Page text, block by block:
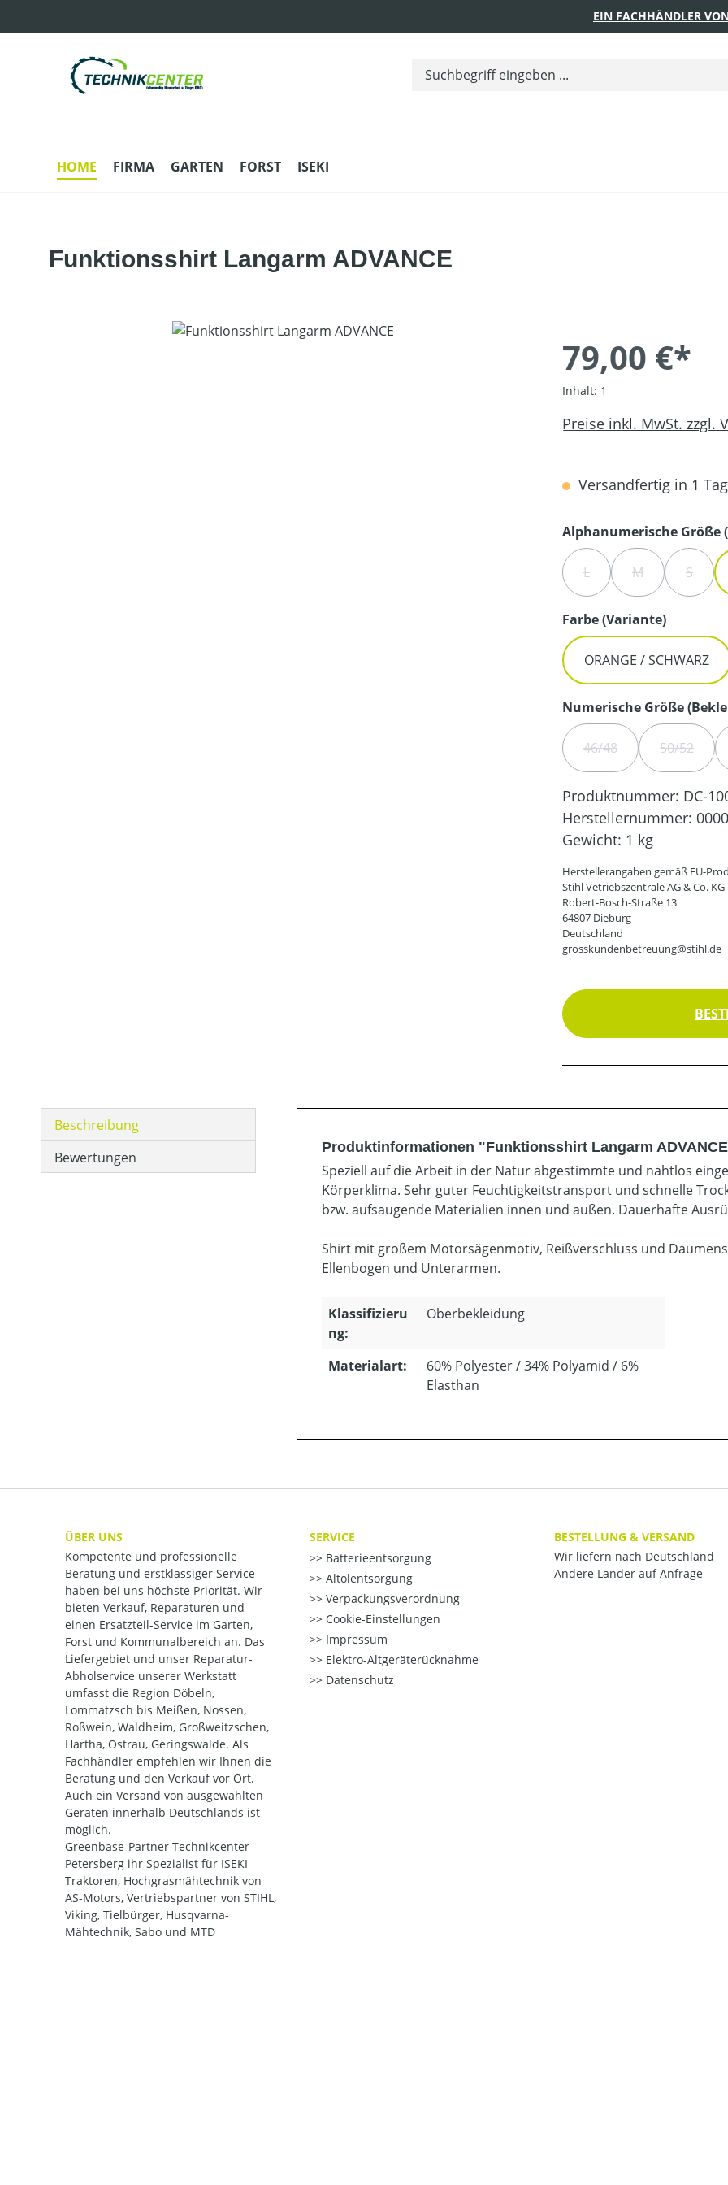
EIN FACHHÄNDLER
HOME FIRMA GARTEN FORST ISEKI
Funktionsshirt Langarm ADVANCE
Bildergalerie überspringen
79,00 €*
Inhalt: 1
Preise inkl. MwSt. zzgl.
Versandfertig in 1
Alphanumerische Größe
L(DIESE OPTION IST
M(DIESE OPTION
S(DIESE
Farbe (Variante)
ORANGE / SCHWARZ
Numerische Größe
46/48(DIESE OPTION IST
50/52(DIESE
Produktnummer: DC-
Herstellernummer:
Gewicht: 1 kg
Herstellerangaben gemäß EU-
Stihl Vetriebszentrale AG & Co. KG
Robert-Bosch-Straße 13
64807 Dieburg
Deutschland
grosskundenbetreuung@stihl.de
Beschreibung
Bewertungen
Produktinformationen "Funktionsshirt Langarm
Speziell auf die Arbeit in der Natur abgestimmte und nahtlos
Körperklima. Sehr guter Feuchtigkeitstransport und schnelle
bzw. aufsaugende Materialien innen und außen. Dauerhafte
Shirt mit großem Motorsägenmotiv, Reißverschluss und
Ellenbogen und Unterarmen.
Klassifizieru
ng:
Oberbekleidung
Materialart:
60% Polyester / 34% Polyamid / 6%
Elasthan
ÜBER UNS
Kompetente und professionelle
Beratung und erstklassiger Service
haben bei uns höchste Priorität. Wir
bieten Verkauf, Reparaturen und
einen Ersatzteil-Service im Garten,
Forst und Kommunalbereich an. Das
Liefergebiet und unser Reparatur-
Abholservice unserer Werkstatt
umfasst die Region Döbeln,
Lommatzsch bis Meißen, Nossen,
Roßwein, Waldheim, Großweitzschen,
Hartha, Ostrau, Geringswalde. Als
Fachhändler empfehlen wir Ihnen die
Beratung und den Verkauf vor Ort.
Auch ein Versand von ausgewählten
Geräten innerhalb Deutschlands ist
möglich.
Greenbase-Partner Technikcenter
Petersberg ihr Spezialist für ISEKI
Traktoren, Hochgrasmähtechnik von
AS-Motors, Vertriebspartner von STIHL,
Viking, Tielbürger, Husqvarna-
Mähtechnik, Sabo und MTD
SERVICE
Batterieentsorgung
Altölentsorgung
Verpackungsverordnung
Cookie-Einstellungen
Impressum
Elektro-Altgeräterücknahme
Datenschutz
BESTELLUNG & VERSAND
Wir liefern nach Deutschland
Andere Länder auf Anfrage